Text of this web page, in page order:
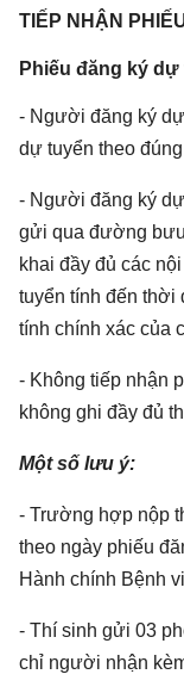
TIẾP NHẬN
Phiếu đăng ký dự
- Người đăng ký
dự tuyển theo
- Người đăng ký
gửi qua đường
khai đầy đủ các
tuyển tính đến thời
tính chính xác của
- Không tiếp nhận
không ghi đầy đủ
Một số lưu ý:
- Trường hợp nộp
theo ngày phiếu
Hành chính Bệnh
- Thí sinh gửi 03
chỉ người nhận